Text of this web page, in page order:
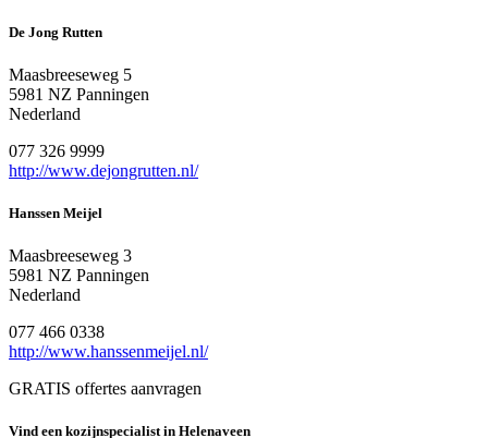
De Jong Rutten
Maasbreeseweg 5
5981 NZ Panningen
Nederland
077 326 9999
http://www.dejongrutten.nl/
Hanssen Meijel
Maasbreeseweg 3
5981 NZ Panningen
Nederland
077 466 0338
http://www.hanssenmeijel.nl/
GRATIS offertes aanvragen
Vind een kozijnspecialist in Helenaveen